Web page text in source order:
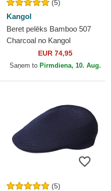
(5)
Kangol
Beret pelēks Bamboo 507
Charcoal no Kangol
EUR 74,95
Saņem to Pirmdiena, 10. Aug.
(5)